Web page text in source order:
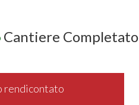
Cantiere Completato
rendicontato